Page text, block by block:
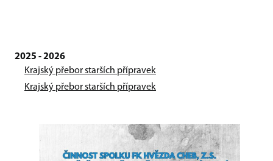
2025 - 2026
Krajský přebor starších přípravek
Krajský přebor starších přípravek